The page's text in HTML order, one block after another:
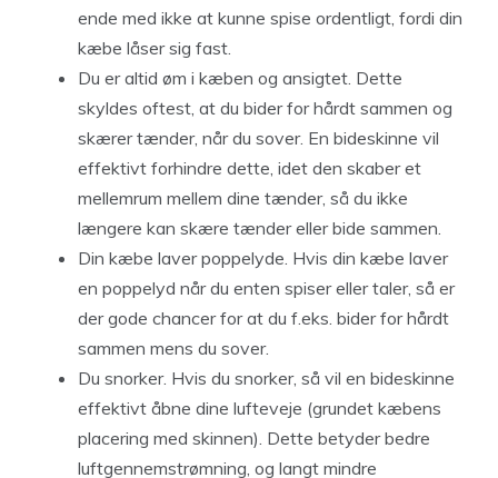
ende med ikke at kunne spise ordentligt, fordi din
kæbe låser sig fast.
Du er altid øm i kæben og ansigtet. Dette
skyldes oftest, at du bider for hårdt sammen og
skærer tænder, når du sover. En bideskinne vil
effektivt forhindre dette, idet den skaber et
mellemrum mellem dine tænder, så du ikke
længere kan skære tænder eller bide sammen.
Din kæbe laver poppelyde. Hvis din kæbe laver
en poppelyd når du enten spiser eller taler, så er
der gode chancer for at du f.eks. bider for hårdt
sammen mens du sover.
Du snorker. Hvis du snorker, så vil en bideskinne
effektivt åbne dine lufteveje (grundet kæbens
placering med skinnen). Dette betyder bedre
luftgennemstrømning, og langt mindre